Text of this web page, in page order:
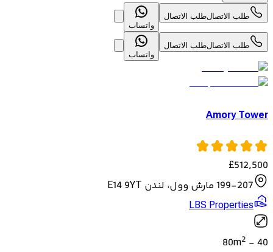
طلب الاتصالطلب الاتصال
واتساب
طلب الاتصالطلب الاتصال
واتساب
Amory Tower
£512,500
199-207 مارش وول، لندن E14 9YT
LBS Properties
40
-
80m2